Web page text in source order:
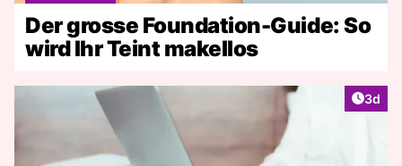
Der grosse Foundation-Guide: So
wird Ihr Teint makellos
3d